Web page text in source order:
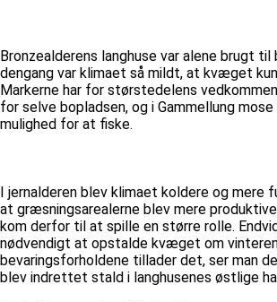
Bronzealderens langhuse var alene brugt
dengang var klimaet så mildt, at kvæget
Markerne har for størstedelens
for selve bopladsen, og i Gammellung
mulighed for at fiske.
I jernalderen blev klimaet koldere og mere
at græsningsarealerne blev mere
kom derfor til at spille en større rolle.
nødvendigt at opstalde kvæget om
bevaringsforholdene tillader det, ser man
blev indrettet stald i langhusenes østlige